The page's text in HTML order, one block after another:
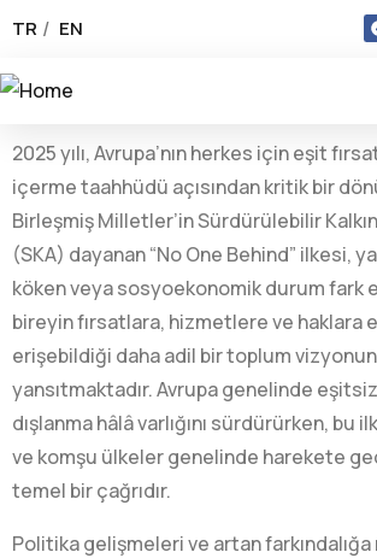
TR EN
2025 yılı, Avrupa’nın herkes için eşit
içerme taahhüdü açısından kritik bir
Birleşmiş Milletler’in Sürdürülebilir
(SKA) dayanan “No One Behind” ilkesi,
köken veya sosyoekonomik durum fark
bireyin fırsatlara, hizmetlere ve haklara
erişebildiği daha adil bir toplum
yansıtmaktadır. Avrupa genelinde
dışlanma hâlâ varlığını sürdürürken, bu
ve komşu ülkeler genelinde harekete
temel bir çağrıdır.
Politika gelişmeleri ve artan